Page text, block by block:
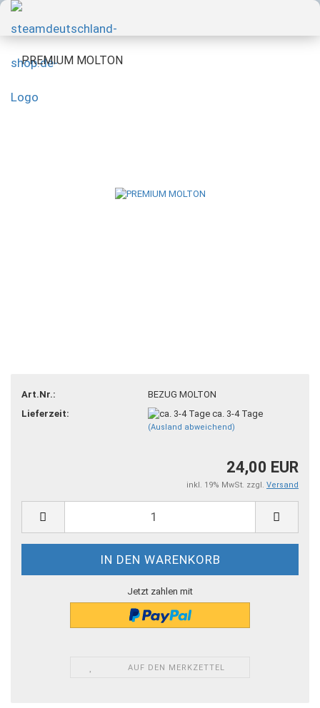
PREMIUM MOLTON
Art.Nr.:
BEZUG MOLTON
Lieferzeit:
ca. 3-4 Tage
(Ausland abweichend)
24,00 EUR
inkl. 19% MwSt. zzgl. Versand
Jetzt zahlen mit
AUF DEN MERKZETTEL